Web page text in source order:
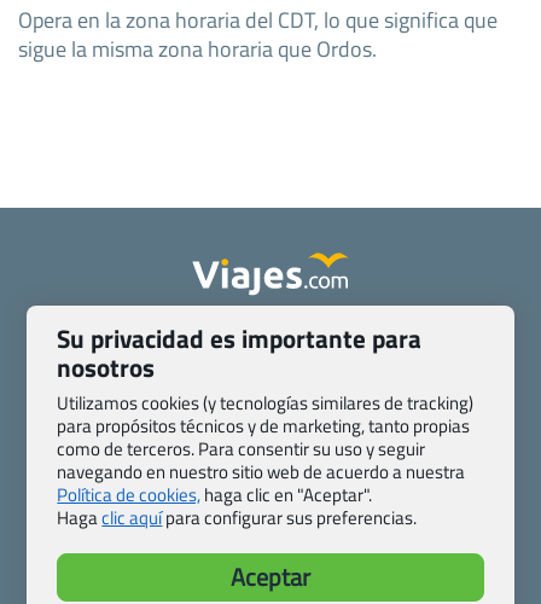
Opera en la zona horaria del CDT, lo que significa que
sigue la misma zona horaria que Ordos.
Quienes somos
Contacto
Pasaporte, Visado, Salud y otras disposiciones específicas
Blog de Viajes.com
Registro de agencias
Preguntas frecuentes
Condiciones generales
Política de privacidad y cookies
Transparencia
Todas las páginas – sitemap
Viajes.com
Last Minute Express S.L.U.
c/ Drago, CC HLS, Local 13
Su privacidad es importante para
nosotros
Utilizamos cookies (y tecnologías similares de tracking)
para propósitos técnicos y de marketing, tanto propias
como de terceros. Para consentir su uso y seguir
navegando en nuestro sitio web de acuerdo a nuestra
Política de cookies,haga clic en "Aceptar".
Hagaclic aquípara configurar sus preferencias.
Aceptar